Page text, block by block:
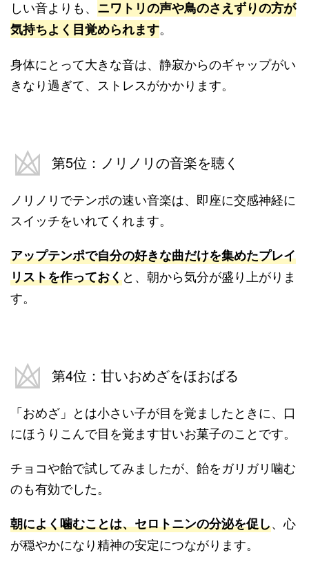
しい音よりも、 ニワトリの声や鳥のさえずりの方が
気持ちよく目覚められます。
身体にとって大きな音は、静寂からのギャップがい
きなり過ぎて、ストレスがかかります。
第5位：ノリノリの音楽を聴く
ノリノリでテンポの速い音楽は、即座に交感神経に
スイッチをいれてくれます。
アップテンポで自分の好きな曲だけを集めたプレイ
リストを作っておくと、朝から気分が盛り上がりま
す。
第4位：甘いおめざをほおばる
「おめざ」とは小さい子が目を覚ましたときに、口
にほうりこんで目を覚ます甘いお菓子のことです。
チョコや飴で試してみましたが、飴をガリガリ噛む
のも有効でした。
朝によく噛むことは、セロトニンの分泌を促し、心
が穏やかになり精神の安定につながります。